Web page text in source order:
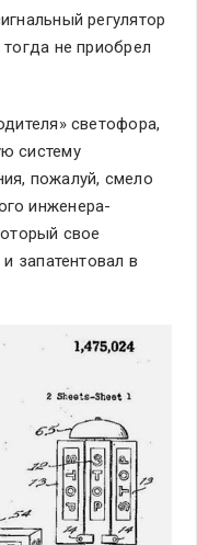
регулятор
не приобрел
светофора,
систему
пожалуй, смело
инженера-
свое
запатентовал в